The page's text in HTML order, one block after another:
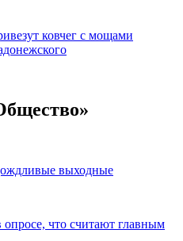
ковчег с мощами
выходные
что считают главным